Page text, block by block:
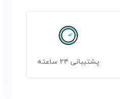
پشتیبانی ۲۴ ساعته